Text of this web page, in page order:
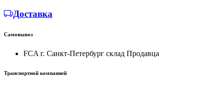
Доставка
Самовывоз
FCA г. Санкт-Петербург склад Продавца
Транспортной компанией